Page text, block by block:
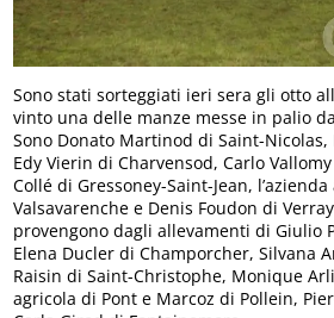
Sono stati sorteggiati ieri sera gli otto
vinto una delle manze messe in palio
Sono Donato Martinod di Saint-
Edy Vierin di Charvensod, Carlo
Collé di Gressoney-Saint-Jean,
Valsavarenche e Denis Foudon di
provengono dagli allevamenti di Giulio
Elena Ducler di Champorcher, Silvana
Raisin di Saint-Christophe, Monique
agricola di Pont e Marcoz di Pollein,